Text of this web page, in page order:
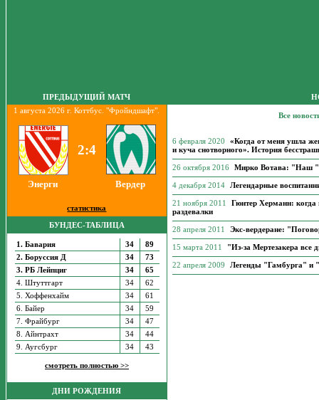
ПРЕДЫДУЩИЙ МАТЧ
1 августа 2026 г. Коттбус. "Фройндшафт".
2:4
Энерги Вердер
статистика
БУНДЕС-ТАБЛИЦА
1. Бавария 34
89
2. Боруссия Д
34
73
3. РБ Лейпциг
34
65
4. Штуттгарт
34
62
5. Хоффенхайм
34
61
6. Байер
34
59
7. Фрайбург
34
47
8. Айнтрахт
34
44
9. Аугсбург
34 43
смотреть полностью >>
ДНИ РОЖДЕНИЯ
Все
6 февраля 2020
«Когда от меня ушла
и куча снотворного». История
26 октября 2016 Мирко Вотава: "Наш
4 декабря 2014 Легендарные
21 ноября 2011
Гюнтер Херманн:
раздевалки
28 апреля 2011 Экс-вердеране:
15 марта 2011 "Из-за Мертезакера
22 апреля 2009 Легенды "Гамбурга" и